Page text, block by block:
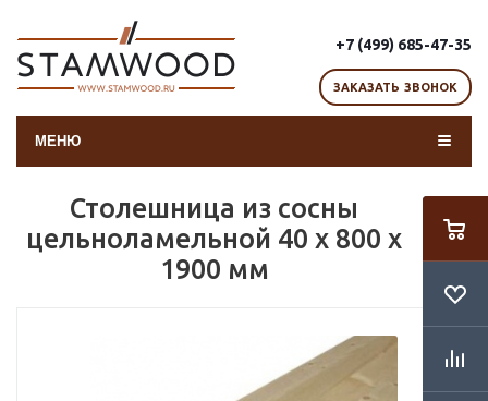
+7 (499) 685-47-35
ЗАКАЗАТЬ ЗВОНОК
МЕНЮ
Столешница из сосны
цельноламельной 40 x 800 x
1900 мм